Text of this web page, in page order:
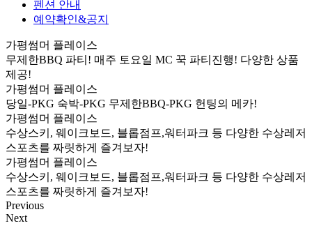
펜션 안내
예약확인&공지
가평썸머 플레이스
무제한BBQ 파티! 매주 토요일 MC 꾹 파티진행! 다양한 상품
제공!
가평썸머 플레이스
당일-PKG 숙박-PKG 무제한BBQ-PKG 헌팅의 메카!
가평썸머 플레이스
수상스키, 웨이크보드, 블롭점프,워터파크 등 다양한 수상레저
스포츠를 짜릿하게 즐겨보자!
가평썸머 플레이스
수상스키, 웨이크보드, 블롭점프,워터파크 등 다양한 수상레저
스포츠를 짜릿하게 즐겨보자!
Previous
Next